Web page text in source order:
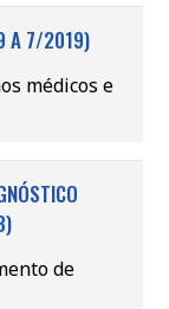
A 7/2019)
médicos e
de